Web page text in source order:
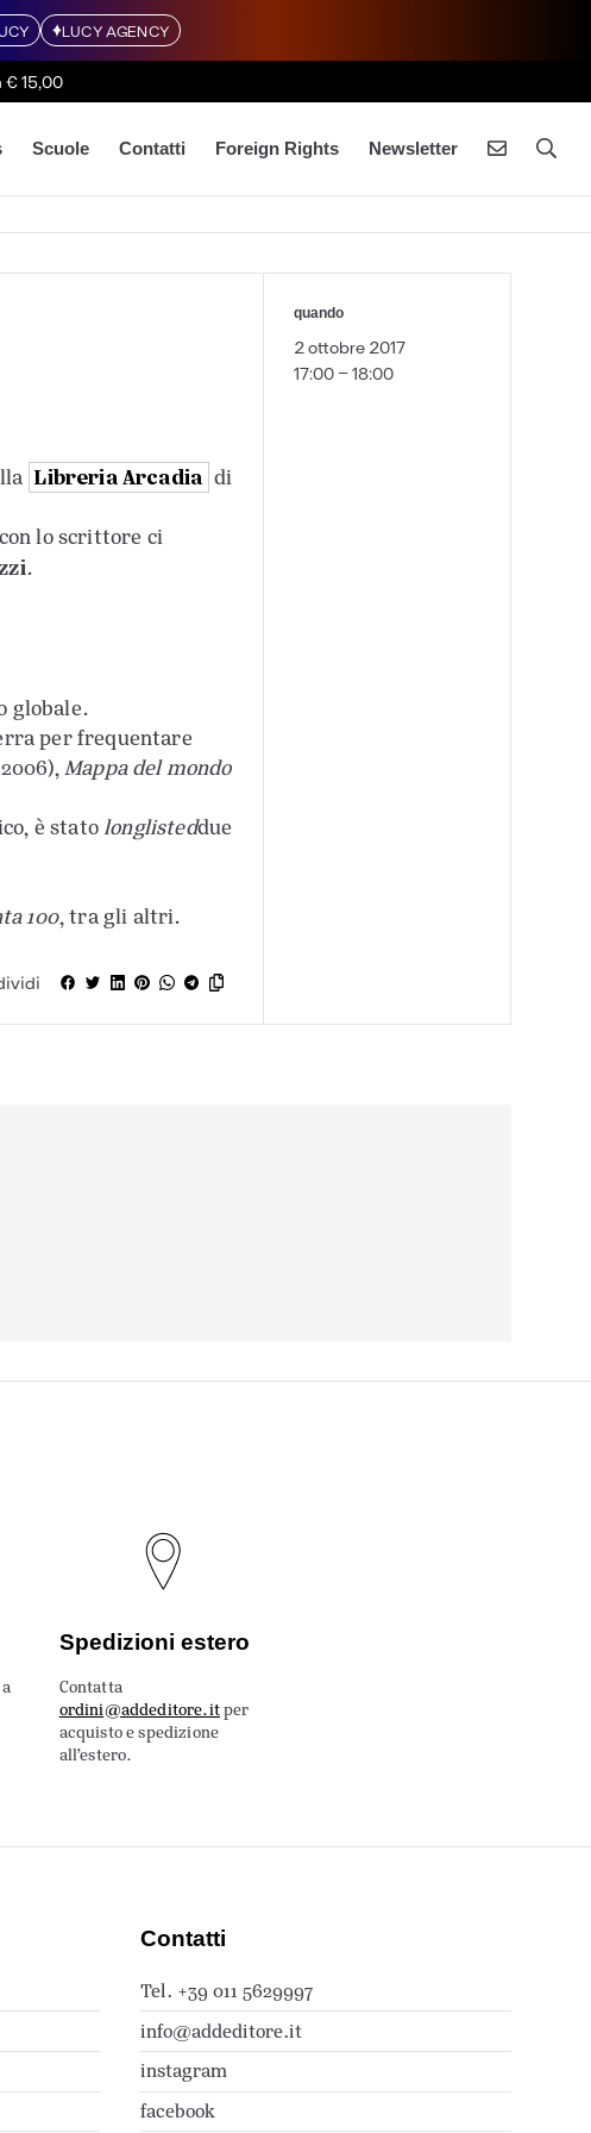
LUCY AGENCY
15,00
Scuole Contatti Foreign Rights Newsletter
Libreria Arcadia di
lo scrittore ci
.
globale.
per frequentare
Mappa del mondo
è statolonglisteddue
100, tra gli altri.
quando
2 ottobre 2017
17:00 - 18:00
Spedizioni estero
Contatta
ordini@addeditore.itper
acquisto e spedizione
all’estero.
Contatti
Tel. +39 011 5629997
info@addeditore.it
instagram
facebook